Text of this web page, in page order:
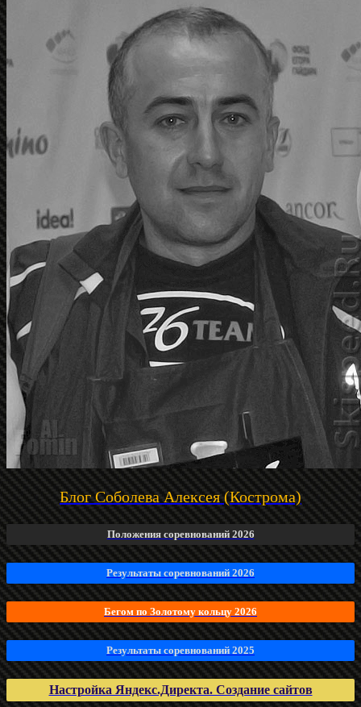
Блог Соболева Алексея (Кострома)
Положения соревнований 2026
Результаты соревнований 2026
Бегом по Золотому кольцу 2026
Результаты соревнований 2025
Настройка Яндекс.Директа. Создание сайтов